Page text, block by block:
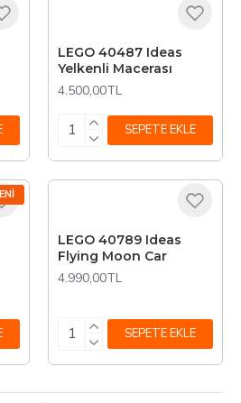
LEGO 40487 Ideas
Yelkenli Macerası
4.500,00TL
SEPETE EKLE
LEGO 40789 Ideas
Flying Moon Car
4.990,00TL
SEPETE EKLE